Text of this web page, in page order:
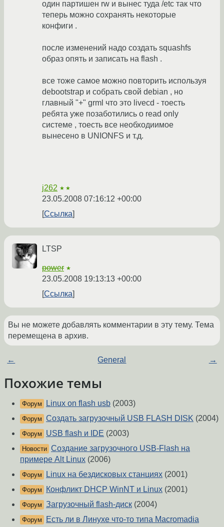
один партишен rw и вынес туда /etc так что
теперь можно сохранять некоторые
конфиги .
после изменений надо создать squashfs
образ опять и записать на flash .
все тоже самое можно повторить используя
debootstrap и собрать свой debian , но
главный "+" grml что это livecd - тоесть
ребята уже позаботились о read only
системе , тоесть все необходиимое
вынесено в UNIONFS и т.д.
j262 ★★
23.05.2008 07:16:12 +00:00
Ссылка
LTSP
power ★
23.05.2008 19:13:13 +00:00
Ссылка
Вы не можете добавлять комментарии в эту тему. Тема
перемещена в архив.
← General →
Похожие темы
Форум Linux on flash usb (2003)
Форум Создать загрузочный USB FLASH DISK (2004)
Форум USB flash и IDE (2003)
Новости Создание загрузочного USB-Flash на
примере Alt Linux (2006)
Форум Linux на бездисковых станциях (2001)
Форум Конфликт DHCP WinNT и Linux (2001)
Форум Загрузочный flash-диск (2004)
Форум
Есть ли в Линухе что-то типа Macromadia